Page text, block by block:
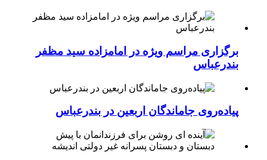
برگزاری مراسم ویژه در امامزاده سید مظفر
بندرعباس
پیاده‌روی جاماندگان اربعین در بندرعباس